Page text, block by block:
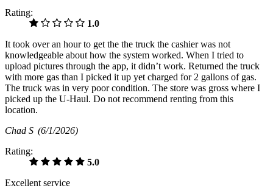
Rating:
1.0
It took over an hour to get the the truck the cashier was not
knowledgeable about how the system worked. When I tried to
upload pictures through the app, it didn’t work. Returned the truck
with more gas than I picked it up yet charged for 2 gallons of gas.
The truck was in very poor condition. The store was gross where I
picked up the U-Haul. Do not recommend renting from this
location.
Chad S (6/1/2026)
Rating:
5.0
Excellent service